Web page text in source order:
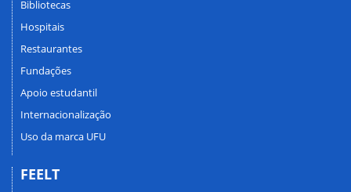
Bibliotecas
Hospitais
Restaurantes
Fundações
Apoio estudantil
Internacionalização
Uso da marca UFU
FEELT